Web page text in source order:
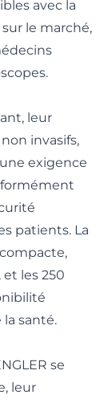
avec la
le marché,
leur
invasifs,
exigence
patients. La
les 250
santé.
se
leur